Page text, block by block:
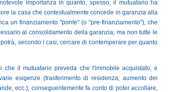
importanza in quanto, spesso, il mutuatario ha
la casa che contestualmente concede in garanzia alla
un finanziamento "ponte" (o "pre-finanziamento"), che
al consolidamento della garanzia; ma non tutte le
secondo i casi, cercare di contemperare per quanto
il mutuatario preveda che l'immobile acquistato, e
esigenze (trasferimento di residenza, aumento dei
ecc.); conseguentemente fa conto di poter accollare,